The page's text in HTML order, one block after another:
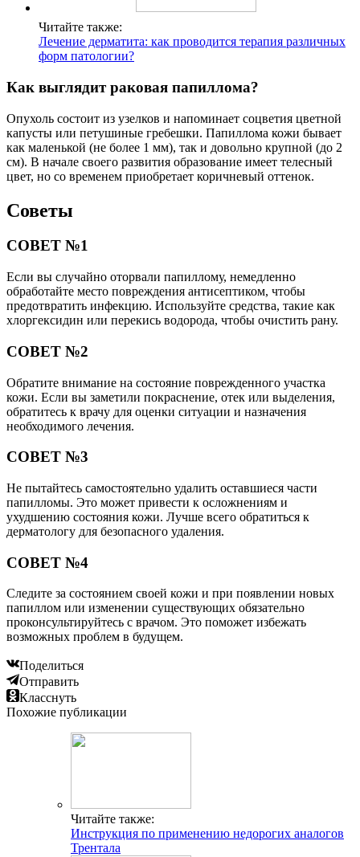
Читайте также:
Лечение дерматита: как проводится терапия различных
форм патологии?
Как выглядит раковая папиллома?
Опухоль состоит из узелков и напоминает соцветия цветной
капусты или петушиные гребешки. Папиллома кожи бывает
как маленькой (не более 1 мм), так и довольно крупной (до 2
см). В начале своего развития образование имеет телесный
цвет, но со временем приобретает коричневый оттенок.
Советы
СОВЕТ №1
Если вы случайно оторвали папиллому, немедленно
обработайте место повреждения антисептиком, чтобы
предотвратить инфекцию. Используйте средства, такие как
хлоргексидин или перекись водорода, чтобы очистить рану.
СОВЕТ №2
Обратите внимание на состояние поврежденного участка
кожи. Если вы заметили покраснение, отек или выделения,
обратитесь к врачу для оценки ситуации и назначения
необходимого лечения.
СОВЕТ №3
Не пытайтесь самостоятельно удалить оставшиеся части
папилломы. Это может привести к осложнениям и
ухудшению состояния кожи. Лучше всего обратиться к
дерматологу для безопасного удаления.
СОВЕТ №4
Следите за состоянием своей кожи и при появлении новых
папиллом или изменении существующих обязательно
проконсультируйтесь с врачом. Это поможет избежать
возможных проблем в будущем.
Поделиться
Отправить
Класснуть
Похожие публикации
Читайте также:
Инструкция по применению недорогих аналогов
Трентала